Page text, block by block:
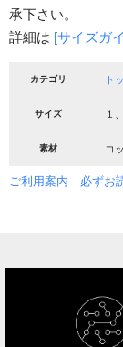
承下さい。
詳細は [サイズガ
カテゴリ ト
サイズ １
素材 コ
ご利用案内 必ずお